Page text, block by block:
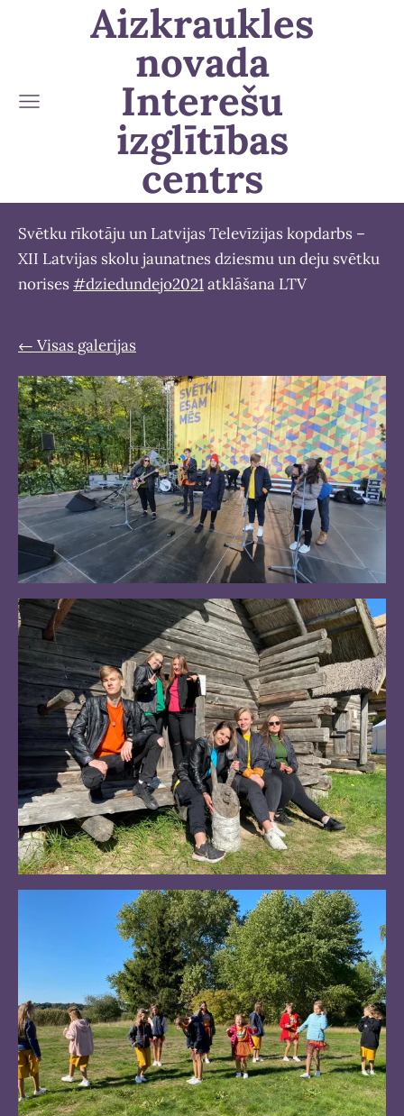
Aizkraukles
novada
Interešu
izglītības
centrs
Svētku rīkotāju un Latvijas Televīzijas kopdarbs –
XII Latvijas skolu jaunatnes dziesmu un deju svētku
norises #dziedundejo2021atklāšana LTV
Visas galerijas